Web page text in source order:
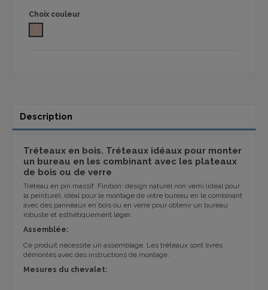
Choix couleur
Description
Tréteaux en bois. Tréteaux idéaux pour monter
un bureau en les combinant avec les plateaux
de bois ou de verre
Tréteau en pin massif. Finition: design naturel non verni (idéal pour
la peinture), idéal pour le montage de votre bureau en le combinant
avec des panneaux en bois ou en verre pour obtenir un bureau
robuste et esthétiquement léger.
Assemblée:
Ce produit nécessite un assemblage. Les tréteaux sont livrés
démontés avec des instructions de montage.
Mesures du chevalet: